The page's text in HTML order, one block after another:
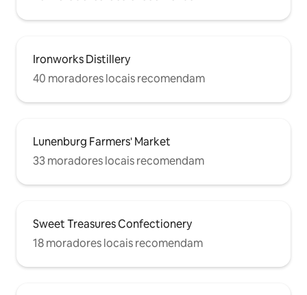
Ironworks Distillery
40 moradores locais recomendam
Lunenburg Farmers' Market
33 moradores locais recomendam
Sweet Treasures Confectionery
18 moradores locais recomendam